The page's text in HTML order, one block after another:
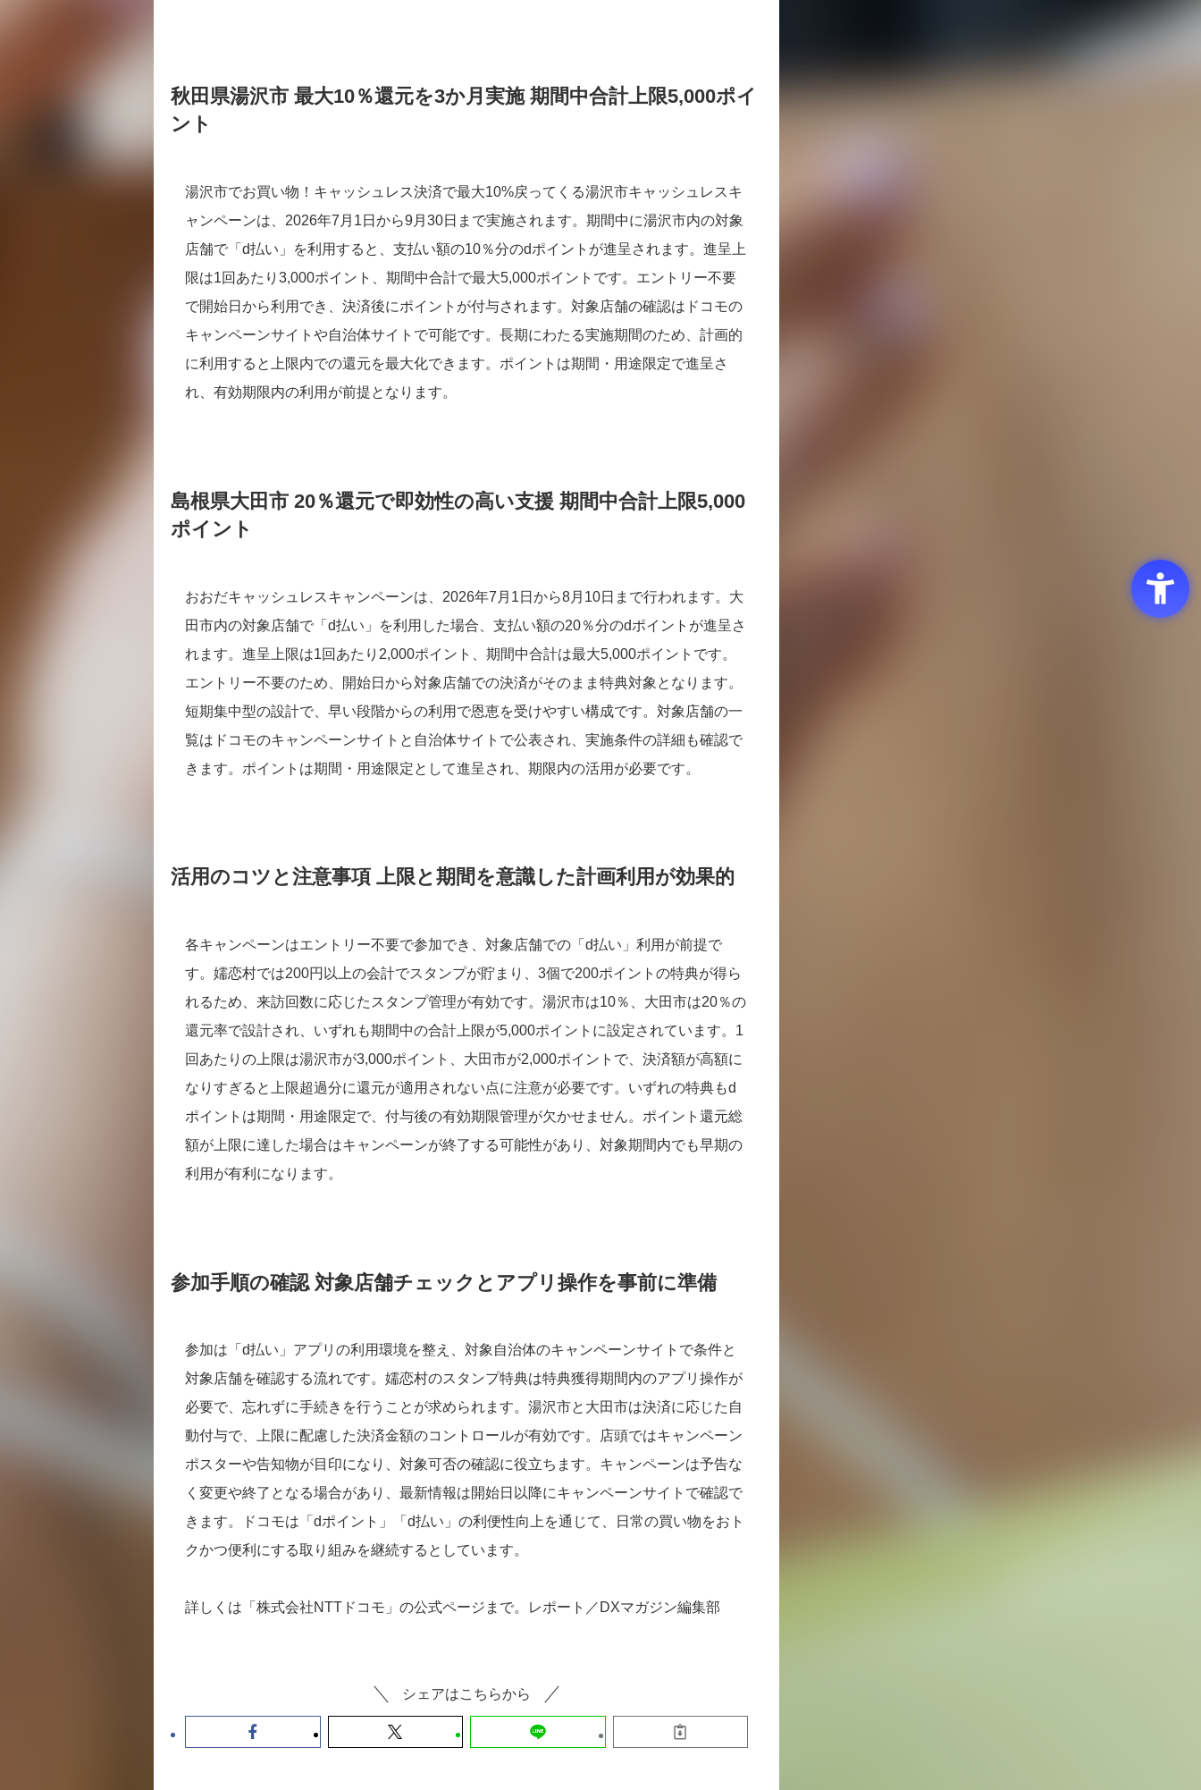
秋田県湯沢市 最大10％還元を3か月実施 期間中合計上限5,000ポイ
ント
湯沢市でお買い物！キャッシュレス決済で最大10%戻ってくる湯沢市キャッシュレスキ
ャンペーンは、2026年7月1日から9月30日まで実施されます。期間中に湯沢市内の対象
店舗で「d払い」を利用すると、支払い額の10％分のdポイントが進呈されます。進呈上
限は1回あたり3,000ポイント、期間中合計で最大5,000ポイントです。エントリー不要
で開始日から利用でき、決済後にポイントが付与されます。対象店舗の確認はドコモの
キャンペーンサイトや自治体サイトで可能です。長期にわたる実施期間のため、計画的
に利用すると上限内での還元を最大化できます。ポイントは期間・用途限定で進呈さ
れ、有効期限内の利用が前提となります。
島根県大田市 20％還元で即効性の高い支援 期間中合計上限5,000
ポイント
おおだキャッシュレスキャンペーンは、2026年7月1日から8月10日まで行われます。大
田市内の対象店舗で「d払い」を利用した場合、支払い額の20％分のdポイントが進呈さ
れます。進呈上限は1回あたり2,000ポイント、期間中合計は最大5,000ポイントです。
エントリー不要のため、開始日から対象店舗での決済がそのまま特典対象となります。
短期集中型の設計で、早い段階からの利用で恩恵を受けやすい構成です。対象店舗の一
覧はドコモのキャンペーンサイトと自治体サイトで公表され、実施条件の詳細も確認で
きます。ポイントは期間・用途限定として進呈され、期限内の活用が必要です。
活用のコツと注意事項 上限と期間を意識した計画利用が効果的
各キャンペーンはエントリー不要で参加でき、対象店舗での「d払い」利用が前提で
す。嬬恋村では200円以上の会計でスタンプが貯まり、3個で200ポイントの特典が得ら
れるため、来訪回数に応じたスタンプ管理が有効です。湯沢市は10％、大田市は20％の
還元率で設計され、いずれも期間中の合計上限が5,000ポイントに設定されています。1
回あたりの上限は湯沢市が3,000ポイント、大田市が2,000ポイントで、決済額が高額に
なりすぎると上限超過分に還元が適用されない点に注意が必要です。いずれの特典もd
ポイントは期間・用途限定で、付与後の有効期限管理が欠かせません。ポイント還元総
額が上限に達した場合はキャンペーンが終了する可能性があり、対象期間内でも早期の
利用が有利になります。
参加手順の確認 対象店舗チェックとアプリ操作を事前に準備
参加は「d払い」アプリの利用環境を整え、対象自治体のキャンペーンサイトで条件と
対象店舗を確認する流れです。嬬恋村のスタンプ特典は特典獲得期間内のアプリ操作が
必要で、忘れずに手続きを行うことが求められます。湯沢市と大田市は決済に応じた自
動付与で、上限に配慮した決済金額のコントロールが有効です。店頭ではキャンペーン
ポスターや告知物が目印になり、対象可否の確認に役立ちます。キャンペーンは予告な
く変更や終了となる場合があり、最新情報は開始日以降にキャンペーンサイトで確認で
きます。ドコモは「dポイント」「d払い」の利便性向上を通じて、日常の買い物をおト
クかつ便利にする取り組みを継続するとしています。
詳しくは「株式会社NTTドコモ」の公式ページまで。レポート／DXマガジン編集部
シェアはこちらから